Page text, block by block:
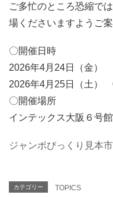
ご多忙のところ恐縮で
場くださいますようご
〇開催日時
2026年4月24日（金）
2026年4月25日（土）
〇開催場所
インテックス大阪６号
ジャンボびっくり見本
カテゴリー TOPICS